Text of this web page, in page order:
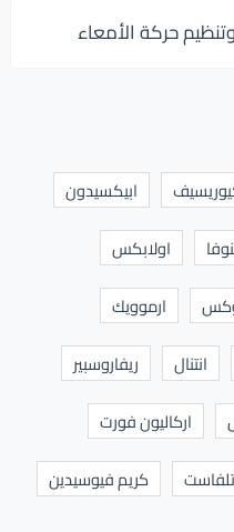
حركة الأمعاء
ابيكسيدون
اولابكس
ارموويك
انتنال
ريفاروسبير
اركاليون فورت
تلفاست كريم فيوسيدين